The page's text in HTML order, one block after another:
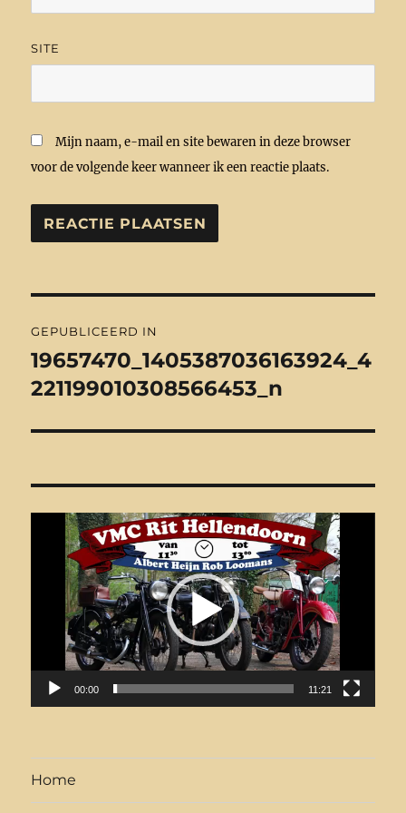
SITE
Mijn naam, e-mail en site bewaren in deze browser
voor de volgende keer wanneer ik een reactie plaats.
navigatie
GEPUBLICEERD IN
19657470_1405387036163924_4
221199010308566453_n
Videospeler
00:00 11:21
Home